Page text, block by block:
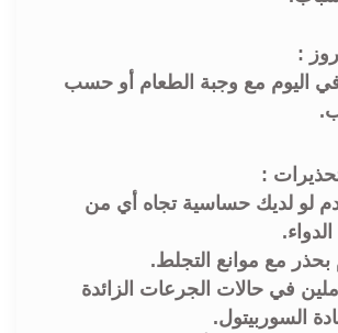
:
اليوم مع وجبة الطعام أو حسب
:
لو لديك حساسية تجاه أي من
مع موانع التجلط.
ملين في حالات الجرعات الزائدة
السوربيتول.